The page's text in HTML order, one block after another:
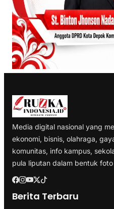
Media digital nasional yang
ekonomi, bisnis, olahraga,
komunitas, info kampus,
pula liputan dalam bentuk
Berita Terbaru